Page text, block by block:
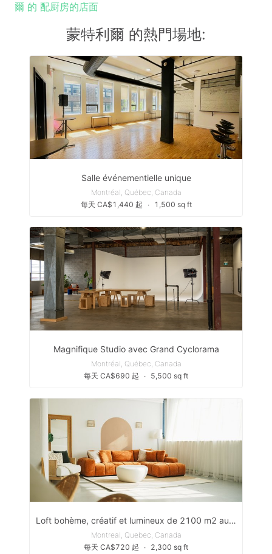
爾 的 配厨房的店面
蒙特利爾 的熱門場地:
Salle événementielle unique
Montréal, Québec, Canada
每天 CA$1,440 起
∙ 1,500 sq ft
Magnifique Studio avec Grand Cyclorama
Montréal, Québec, Canada
每天 CA$690 起
∙ 5,500 sq ft
Loft bohème, créatif et lumineux de 2100 m2 au coeur de MTL
Montreal, Quebec, Canada
每天 CA$720 起
∙ 2,300 sq ft